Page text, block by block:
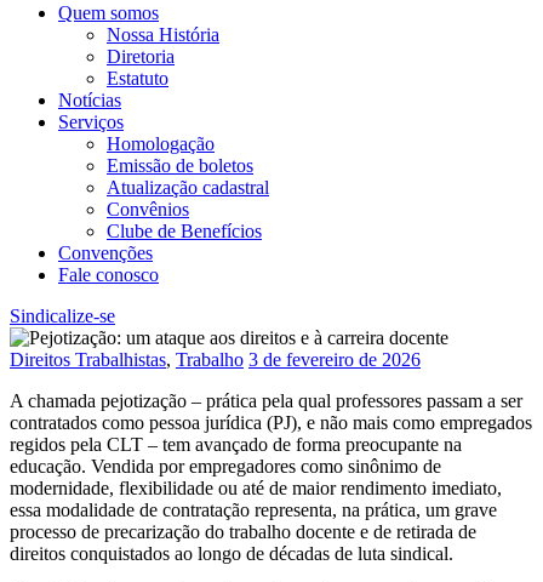
Quem somos
Nossa História
Diretoria
Estatuto
Notícias
Serviços
Homologação
Emissão de boletos
Atualização cadastral
Convênios
Clube de Benefícios
Convenções
Fale conosco
Sindicalize-se
Direitos Trabalhistas, Trabalho 3 de fevereiro de 2026
A chamada pejotização – prática pela qual professores passam a ser
contratados como pessoa jurídica (PJ), e não mais como empregados
regidos pela CLT – tem avançado de forma preocupante na
educação. Vendida por empregadores como sinônimo de
modernidade, flexibilidade ou até de maior rendimento imediato,
essa modalidade de contratação representa, na prática, um grave
processo de precarização do trabalho docente e de retirada de
direitos conquistados ao longo de décadas de luta sindical.